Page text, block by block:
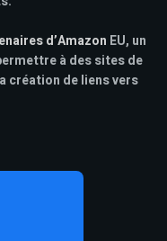
d’Amazon EU, un
à des sites de
création de liens vers